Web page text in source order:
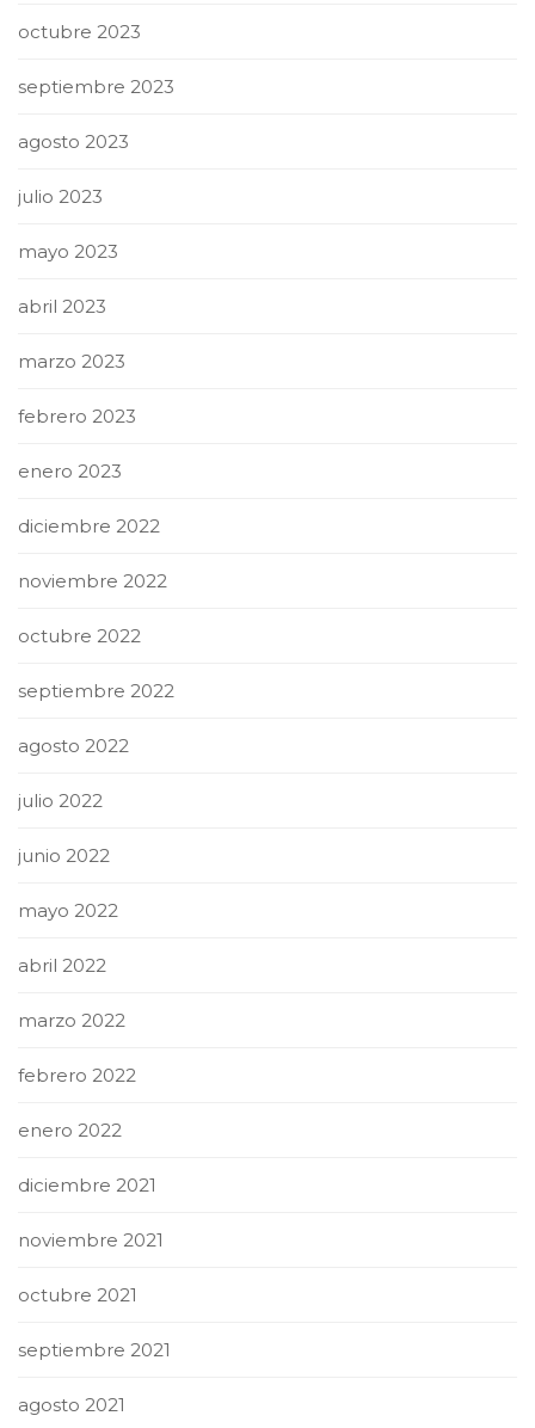
octubre 2023
septiembre 2023
agosto 2023
julio 2023
mayo 2023
abril 2023
marzo 2023
febrero 2023
enero 2023
diciembre 2022
noviembre 2022
octubre 2022
septiembre 2022
agosto 2022
julio 2022
junio 2022
mayo 2022
abril 2022
marzo 2022
febrero 2022
enero 2022
diciembre 2021
noviembre 2021
octubre 2021
septiembre 2021
agosto 2021